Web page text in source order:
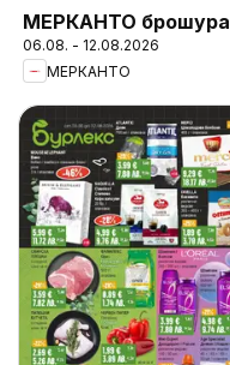
МЕРКАНТО брошура
06.08. - 12.08.2026
МЕРКАНТО